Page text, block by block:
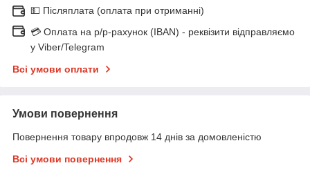
💵 Післяплата (оплата при отриманні)
💳 Оплата на р/р-рахунок (IBAN) - реквізити відправляємо
у Viber/Telegram
Всі умови оплати
Умови повернення
Повернення товару впродовж 14 днів за домовленістю
Всі умови повернення